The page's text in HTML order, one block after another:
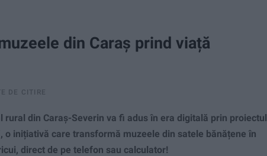
din Caraș prind viață
DE CITIRE
rural din Caraș-Severin va fi adus în era digitală prin proiectul
o inițiativă care transformă muzeele din satele bănățene în
direct de pe telefon sau calculator!